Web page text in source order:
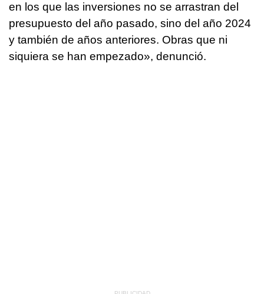
en los que las inversiones no se arrastran del
presupuesto del año pasado, sino del año 2024
y también de años anteriores. Obras que ni
siquiera se han empezado», denunció.